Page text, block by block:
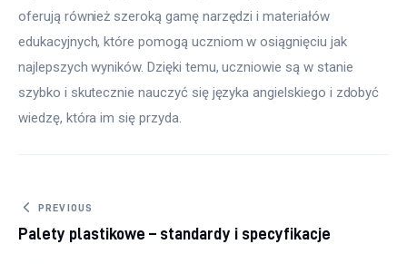
oferują również szeroką gamę narzędzi i materiałów
edukacyjnych, które pomogą uczniom w osiągnięciu jak
najlepszych wyników. Dzięki temu, uczniowie są w stanie
szybko i skutecznie nauczyć się języka angielskiego i zdobyć
wiedzę, która im się przyda.
Nawigacja wpisu
PREVIOUS
Palety plastikowe – standardy i specyfikacje